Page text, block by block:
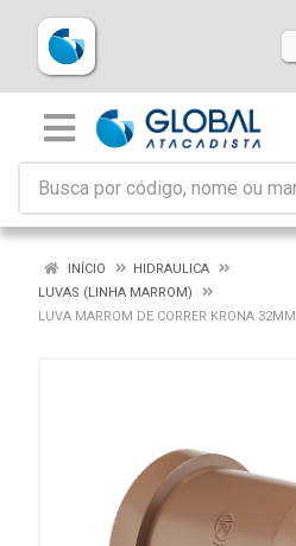
INÍCIO
HIDRAULICA
LUVAS (LINHA MARROM)
LUVA MARROM DE CORRER KRONA 32MM